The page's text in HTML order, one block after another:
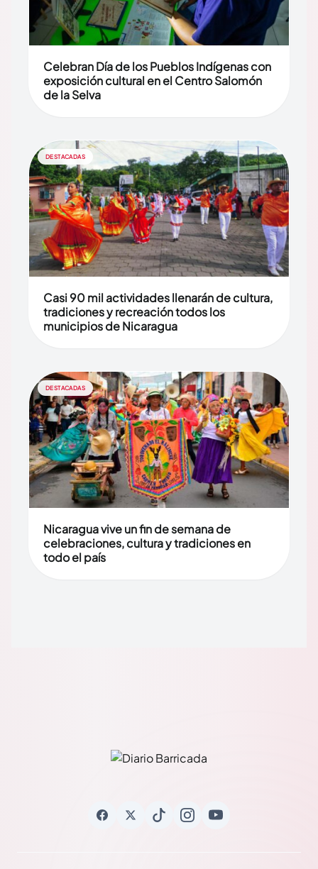
Celebran Día de los Pueblos Indígenas con
exposición cultural en el Centro Salomón
de la Selva
DESTACADAS
Casi 90 mil actividades llenarán de cultura,
tradiciones y recreación todos los
municipios de Nicaragua
DESTACADAS
Nicaragua vive un fin de semana de
celebraciones, cultura y tradiciones en
todo el país